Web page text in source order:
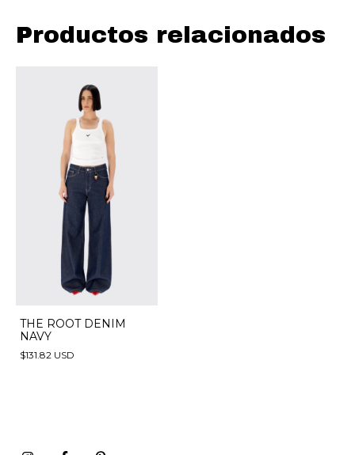
Productos relacionados
THE ROOT DENIM
NAVY
$131.82 USD